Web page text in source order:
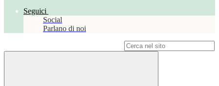
Seguici
Social
Parlano di noi